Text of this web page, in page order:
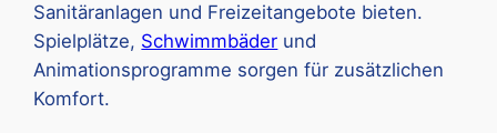
Sanitäranlagen und Freizeitangebote bieten.
Spielplätze, Schwimmbäder und
Animationsprogramme sorgen für zusätzlichen
Komfort.